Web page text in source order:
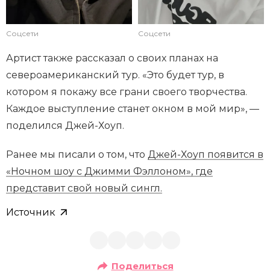
Соцсети Соцсети
Артист также рассказал о своих планах на
североамериканский тур. «Это будет тур, в
котором я покажу все грани своего творчества.
Каждое выступление станет окном в мой мир», —
поделился Джей-Хоуп.
Ранее мы писали о том, что Джей-Хоуп появится в
«Ночном шоу с Джимми Фэллоном», где
представит свой новый сингл.
Источник
Поделиться